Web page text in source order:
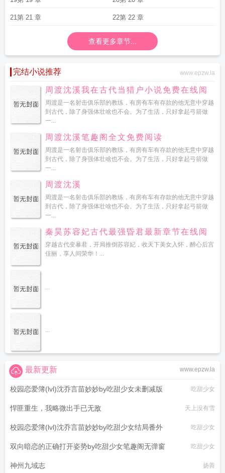
魔女的库房补充草药、将所有被玩家撞坏的箱子换成新的。中午，他要把神父的
头颅缝回去、给邪恶法阵更换魔法水晶，将迷路的玩家送回原位。到了晚上，他
还要给做噩梦的小男巫唱摇篮曲哄他睡觉。……商·从从容容·游刃有余·离：别急
别急，修完你的修你的、修完你的修你的……商离兢兢业业，很快便练就了超强
在的地方总是会发生bug？你是不是有什么特殊体质？商离：！！别说这么吓人
的话好吗！从那天开始，商离发现只要是他走过的地方都会出现各种各样的
bug，轻则场景错乱、重则玩家失踪，还有一大堆崩坏的npc高喊“觉醒和自由”。
直线飙升的工作量让商离头疼不已，只能昼夜不停地修理故障，像一只被抽打的
陀螺。某天，他终于忍无可忍，抓住其中一个崩坏npc怒吼：“兄弟，这个月第三
（掏出小本本）唔……记下了，不按剧情走可以召唤超级大帅哥追我。魔蝎小说
成为领主的我
然后召唤第四天灾百度成为领主然后召唤第四天灾领主开局召唤
领主召唤文 当领主怎么可能被妹子环绕 成为领主然后召唤第四天灾by风眠
招募的都是女魔头
21第 21 章 22第 22 章
查看更多章节...
完结小说推荐 www.epzw.la
周渡沈溪我在古代当猎户小说免费在线阅
读
周渡是一名射击俱乐部的教练，有房有车有存款的他无意中穿越
到古代，除了身强体壮啥也不会。为了生活，只好拿起弓箭做
一...
周渡沈溪笔趣阁全文免费阅读
周渡是一名射击俱乐部的教练，有房有车有存款的他无意中穿越
到古代，除了身强体壮啥也不会。为了生活，只好拿起弓箭做
一...
周渡沈溪
周渡是一名射击俱乐部的教练，有房有车有存款的他无意中穿越
到古代，除了身强体壮啥也不会。为了生活，只好拿起弓箭做
一...
秦昊苏容妃古代最强昏君最新章节在线阅
读
穿越古代变暴君，开局推倒苏容妃，收天下美女入怀，醉心后宫
佳丽，享人间荣华！...
...
...
www.epzw.la
最新更新
校园恋爱簿(lvl)沈乔言苗妙妙by吃甜少女未删减版 吃甜少女
悍匪重生，我略微出手已无敌 天上没有雪
校园恋爱簿(lvl)沈乔言苗妙妙by吃甜少女结局番外 吃甜少女
双向暗恋的正确打开姿势by吃甜少女笔趣阁无弹窗 吃甜少女
神州九域志 扬善